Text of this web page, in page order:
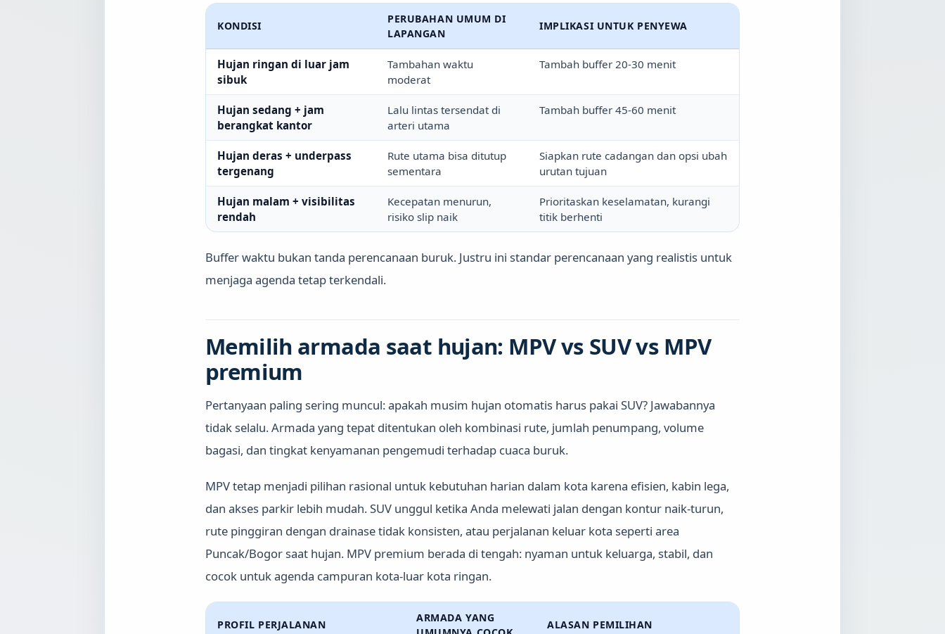
KONDISI
PERUBAHAN UMUM DI
LAPANGAN
IMPLIKASI UNTUK PENYEWA
Hujan ringan di luar jam
sibuk
Tambahan waktu
moderat
Tambah buffer 20-30 menit
Hujan sedang + jam
berangkat kantor
Lalu lintas tersendat di
arteri utama
Tambah buffer 45-60 menit
Hujan deras + underpass
tergenang
Rute utama bisa ditutup
sementara
Siapkan rute cadangan dan opsi ubah
urutan tujuan
Hujan malam + visibilitas
rendah
Kecepatan menurun,
risiko slip naik
Prioritaskan keselamatan, kurangi
titik berhenti
Buffer waktu bukan tanda perencanaan buruk. Justru ini standar perencanaan yang realistis untuk
menjaga agenda tetap terkendali.
Memilih armada saat hujan: MPV vs SUV vs MPV
premium
Pertanyaan paling sering muncul: apakah musim hujan otomatis harus pakai SUV? Jawabannya
tidak selalu. Armada yang tepat ditentukan oleh kombinasi rute, jumlah penumpang, volume
bagasi, dan tingkat kenyamanan pengemudi terhadap cuaca buruk.
MPV tetap menjadi pilihan rasional untuk kebutuhan harian dalam kota karena efisien, kabin lega,
dan akses parkir lebih mudah. SUV unggul ketika Anda melewati jalan dengan kontur naik-turun,
rute pinggiran dengan drainase tidak konsisten, atau perjalanan keluar kota seperti area
Puncak/Bogor saat hujan. MPV premium berada di tengah: nyaman untuk keluarga, stabil, dan
cocok untuk agenda campuran kota-luar kota ringan.
PROFIL PERJALANAN
ARMADA YANG
ALASAN PEMILIHAN